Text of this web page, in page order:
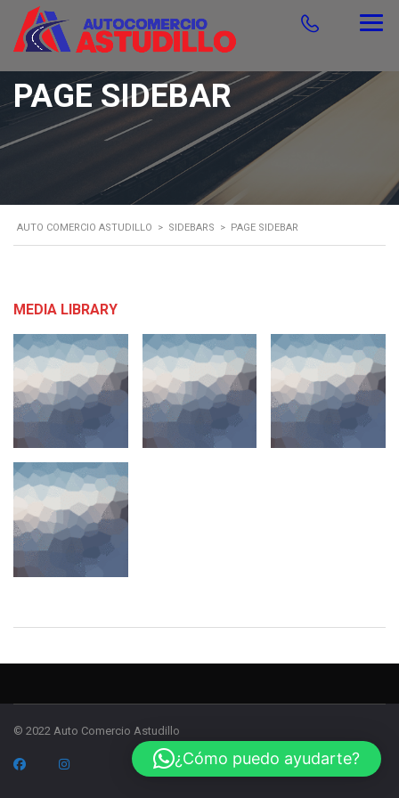
PAGE SIDEBAR
AUTO COMERCIO ASTUDILLO > SIDEBARS > PAGE SIDEBAR
MEDIA LIBRARY
© 2022 Auto Comercio Astudillo
¿Cómo puedo ayudarte?